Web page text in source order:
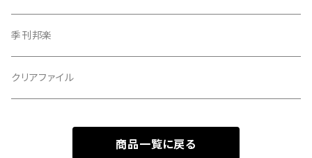
撥皮・撥皮のり
胴板
季刊邦楽
クリアファイル
商品一覧に戻る